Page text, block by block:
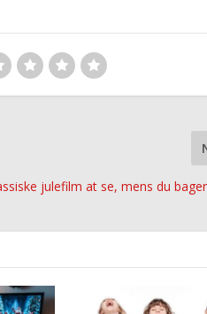
julefilm at se, mens du